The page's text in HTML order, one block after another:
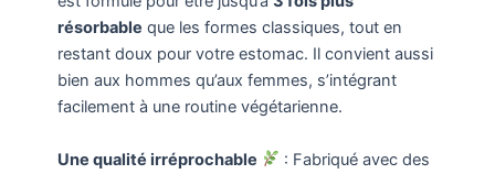
résorbable que les formes classiques, tout en
restant doux pour votre estomac. Il convient aussi
bien aux hommes qu’aux femmes, s’intégrant
facilement à une routine végétarienne.
Une qualité irréprochable
: Fabriqué avec des